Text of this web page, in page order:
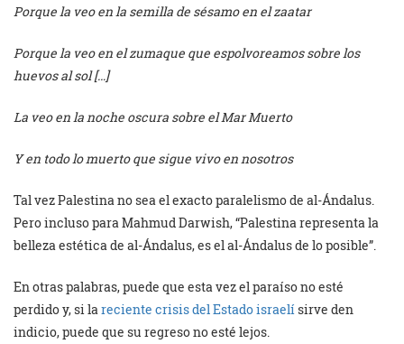
Porque la veo en la semilla de sésamo en el zaatar
Porque la veo en el zumaque que espolvoreamos sobre los
huevos al sol […]
La veo en la noche oscura sobre el Mar Muerto
Y en todo lo muerto que sigue vivo en nosotros
Tal vez Palestina no sea el exacto paralelismo de al-Ándalus.
Pero incluso para Mahmud Darwish, “Palestina representa la
belleza estética de al-Ándalus, es el al-Ándalus de lo posible”.
En otras palabras, puede que esta vez el paraíso no esté
perdido y, si la reciente crisis del Estado israelí sirve den
indicio, puede que su regreso no esté lejos.